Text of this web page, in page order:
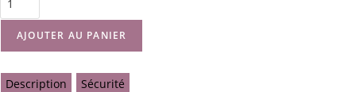
AJOUTER AU PANIER
Description Sécurité